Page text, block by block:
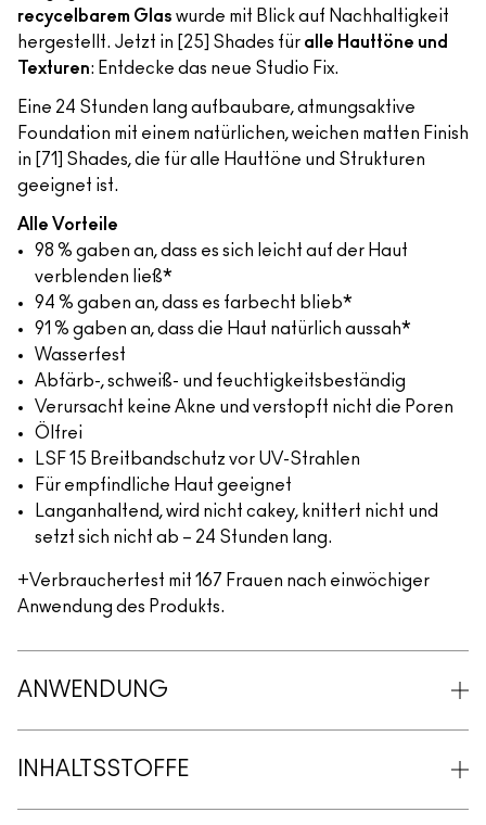
recycelbarem Glas wurde mit Blick auf Nachhaltigkeit
hergestellt. Jetzt in [25] Shades für alle Hauttöne und
Texturen: Entdecke das neue Studio Fix.
Eine 24 Stunden lang aufbaubare, atmungsaktive
Foundation mit einem natürlichen, weichen matten Finish
in [71] Shades, die für alle Hauttöne und Strukturen
geeignet ist.
Alle Vorteile
98 % gaben an, dass es sich leicht auf der Haut
verblenden ließ*
94 % gaben an, dass es farbecht blieb*
91 % gaben an, dass die Haut natürlich aussah*
Wasserfest
Abfärb-, schweiß- und feuchtigkeitsbeständig
Verursacht keine Akne und verstopft nicht die Poren
Ölfrei
LSF 15 Breitbandschutz vor UV-Strahlen
Für empfindliche Haut geeignet
Langanhaltend, wird nicht cakey, knittert nicht und
setzt sich nicht ab – 24 Stunden lang.
+Verbrauchertest mit 167 Frauen nach einwöchiger
Anwendung des Produkts.
ANWENDUNG
INHALTSSTOFFE